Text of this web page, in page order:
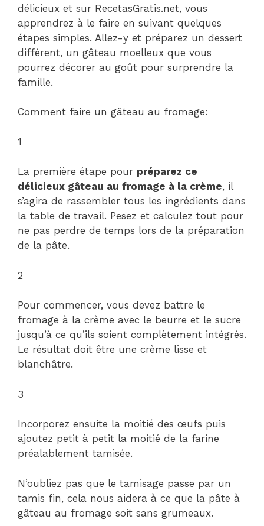
délicieux et sur RecetasGratis.net, vous
apprendrez à le faire en suivant quelques
étapes simples. Allez-y et préparez un dessert
différent, un gâteau moelleux que vous
pourrez décorer au goût pour surprendre la
famille.
Comment faire un gâteau au fromage:
1
La première étape pour préparez ce
délicieux gâteau au fromage à la crème, il
s’agira de rassembler tous les ingrédients dans
la table de travail. Pesez et calculez tout pour
ne pas perdre de temps lors de la préparation
de la pâte.
2
Pour commencer, vous devez battre le
fromage à la crème avec le beurre et le sucre
jusqu’à ce qu’ils soient complètement intégrés.
Le résultat doit être une crème lisse et
blanchâtre.
3
Incorporez ensuite la moitié des œufs puis
ajoutez petit à petit la moitié de la farine
préalablement tamisée.
N’oubliez pas que le tamisage passe par un
tamis fin, cela nous aidera à ce que la pâte à
gâteau au fromage soit sans grumeaux.